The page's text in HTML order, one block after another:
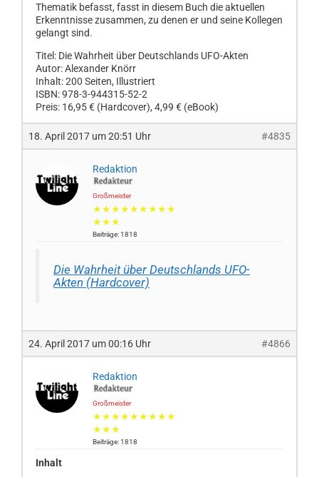
Thematik befasst, fasst in diesem Buch die aktuellen
Erkenntnisse zusammen, zu denen er und seine Kollegen
gelangt sind.
Titel: Die Wahrheit über Deutschlands UFO-Akten
Autor: Alexander Knörr
Inhalt: 200 Seiten, Illustriert
ISBN: 978-3-944315-52-2
Preis: 16,95 € (Hardcover), 4,99 € (eBook)
18. April 2017 um 20:51 Uhr #4835
Redaktion
Großmeister
★★★★★★★★★
★★★
Beiträge: 1818
Die Wahrheit über Deutschlands UFO-
Akten (Hardcover)
24. April 2017 um 00:16 Uhr #4866
Redaktion
Großmeister
★★★★★★★★★
★★★
Beiträge: 1818
Inhalt